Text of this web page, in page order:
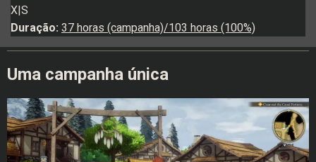
X|S
Duração: 37 horas (campanha)/103 horas (100%)
Uma campanha única